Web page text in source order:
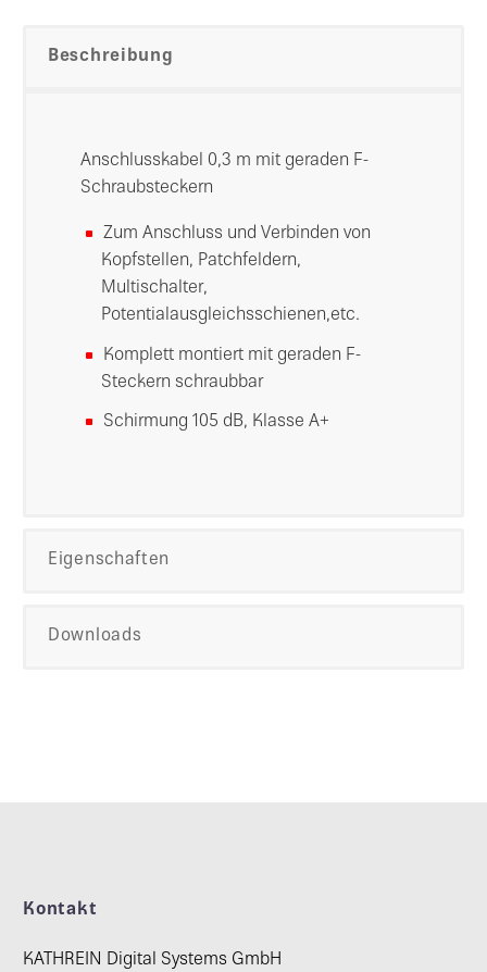
Beschreibung
Anschlusskabel 0,3 m mit geraden F-
Schraubsteckern
Zum Anschluss und Verbinden von
Kopfstellen, Patchfeldern,
Multischalter,
Potentialausgleichsschienen,etc.
Komplett montiert mit geraden F-
Steckern schraubbar
Schirmung 105 dB, Klasse A+
Eigenschaften
Downloads
Kontakt
KATHREIN Digital Systems GmbH